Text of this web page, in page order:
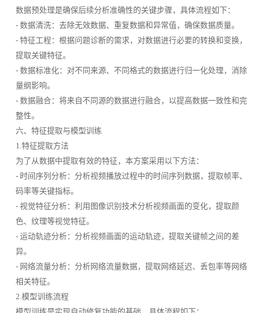
数据预处理是确保后续分析准确性的关键步骤，具体流程如下：
- 数据清洗：去除无效数据、重复数据和异常值，确保数据质量。
- 特征工程：根据问题诊断的需求，对数据进行必要的转换和变换，
提取关键特征。
- 数据标准化：对不同来源、不同格式的数据进行归一化处理，消除
量纲影响。
- 数据融合：将来自不同源的数据进行融合，以提高数据一致性和完
整性。
六、特征提取与模型训练
1.特征提取方法
为了从数据中提取有效的特征，本方案采用以下方法：
- 时间序列分析：分析视频播放过程中的时间序列数据，提取帧率、
码率等关键指标。
- 视觉特征分析：利用图像识别技术分析视频画面的变化，提取颜
色、纹理等视觉特征。
- 运动轨迹分析：分析视频画面的运动轨迹，提取关键帧之间的差
异。
- 网络流量分析：分析网络流量数据，提取网络延迟、丢包率等网络
相关特征。
2.模型训练流程